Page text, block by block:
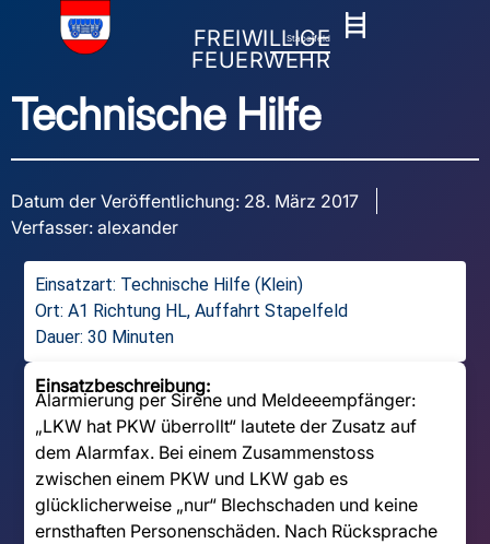
FREIWILLIGE
FEUERWEHR
Stapelfeld
Technische Hilfe
Datum der Veröffentlichung: 28. März 2017
Verfasser: alexander
Einsatzart: Technische Hilfe (Klein)
Ort: A1 Richtung HL, Auffahrt Stapelfeld
Dauer: 30 Minuten
Einsatzbeschreibung:
Alarmierung per Sirene und Meldeeempfänger:
„LKW hat PKW überrollt“ lautete der Zusatz auf
dem Alarmfax. Bei einem Zusammenstoss
zwischen einem PKW und LKW gab es
glücklicherweise „nur“ Blechschaden und keine
ernsthaften Personenschäden. Nach Rücksprache